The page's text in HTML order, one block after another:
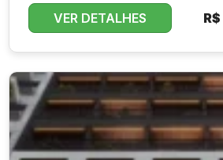
VER DETALHES R$